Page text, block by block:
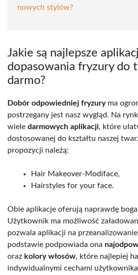
nowych stylów?
Jakie są najlepsze
dopasowania fryzury do
darmo?
Dobór odpowiedniej fryzuryma
postrzegany jest nasz wygląd. Na
wiele darmowych aplikacji, które
dostosowanej do kształtu naszej
propozycji należą:
Hair Makeover-Modiface,
Hairstyles for your face.
Obie aplikacje oferują naprawdę
Użytkownik ma możliwość
pozwala aplikacji na
podstawie podpowiada ona
oraz kolory włosów, które najlepiej
indywidualnymi cechami